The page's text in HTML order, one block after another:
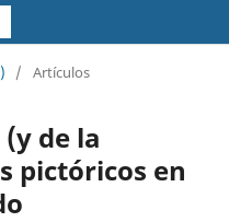
/ Artículos
de la
pictóricos en